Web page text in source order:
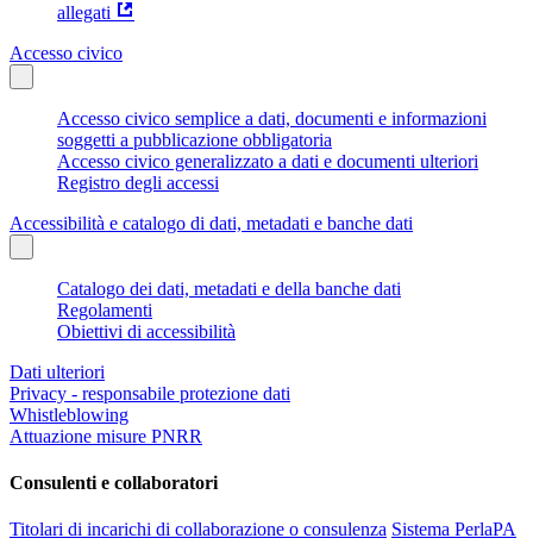
allegati
Accesso civico
Accesso civico semplice a dati, documenti e informazioni
soggetti a pubblicazione obbligatoria
Accesso civico generalizzato a dati e documenti ulteriori
Registro degli accessi
Accessibilità e catalogo di dati, metadati e banche dati
Catalogo dei dati, metadati e della banche dati
Regolamenti
Obiettivi di accessibilità
Dati ulteriori
Privacy - responsabile protezione dati
Whistleblowing
Attuazione misure PNRR
Consulenti e collaboratori
Titolari di incarichi di collaborazione o consulenza Sistema PerlaPA